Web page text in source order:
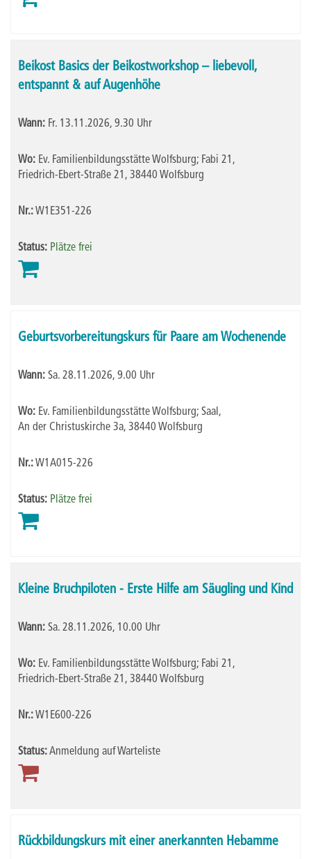
Beikost Basics der Beikostworkshop – liebevoll,
entspannt & auf Augenhöhe
Wann: Fr. 13.11.2026, 9.30 Uhr
Wo: Ev. Familienbildungsstätte Wolfsburg; Fabi 21,
Friedrich-Ebert-Straße 21, 38440 Wolfsburg
Nr.:W1E351-226
Status: Plätze frei
Geburtsvorbereitungskurs für Paare am Wochenende
Wann: Sa. 28.11.2026, 9.00 Uhr
Wo: Ev. Familienbildungsstätte Wolfsburg; Saal,
An der Christuskirche 3a, 38440 Wolfsburg
Nr.:W1A015-226
Status: Plätze frei
Kleine Bruchpiloten - Erste Hilfe am Säugling und Kind
Wann: Sa. 28.11.2026, 10.00 Uhr
Wo: Ev. Familienbildungsstätte Wolfsburg; Fabi 21,
Friedrich-Ebert-Straße 21, 38440 Wolfsburg
Nr.:W1E600-226
Status:Anmeldung auf Warteliste
Rückbildungskurs mit einer anerkannten Hebamme